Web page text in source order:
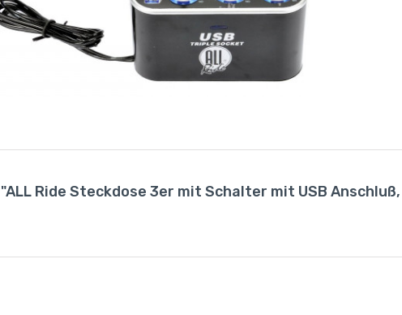
Ride Steckdose 3er mit Schalter mit USB